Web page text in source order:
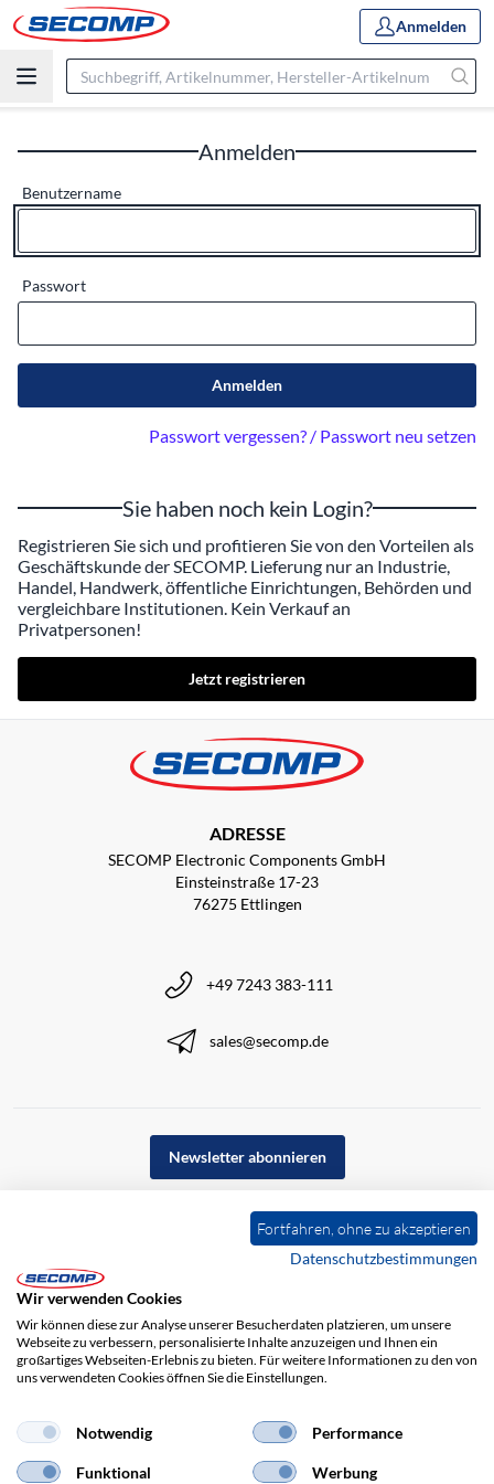
Anmelden
Anmelden
Benutzername
Passwort
Anmelden
Passwort vergessen? / Passwort neu setzen
Sie haben noch kein Login?
Registrieren Sie sich und profitieren Sie von den Vorteilen als
Geschäftskunde der SECOMP. Lieferung nur an Industrie,
Handel, Handwerk, öffentliche Einrichtungen, Behörden und
vergleichbare Institutionen. Kein Verkauf an
Privatpersonen!
Jetzt registrieren
ADRESSE
SECOMP Electronic Components GmbH
Einsteinstraße 17-23
76275 Ettlingen
+49 7243 383-111
sales@secomp.de
Newsletter abonnieren
Impressum Haftungsausschluss
Fortfahren, ohne zu akzeptieren
Datenschutzbestimmungen
Wir verwenden Cookies
Wir können diese zur Analyse unserer Besucherdaten platzieren, um unsere
Webseite zu verbessern, personalisierte Inhalte anzuzeigen und Ihnen ein
großartiges Webseiten-Erlebnis zu bieten. Für weitere Informationen zu den von
uns verwendeten Cookies öffnen Sie die Einstellungen.
Notwendig Performance
Funktional Werbung